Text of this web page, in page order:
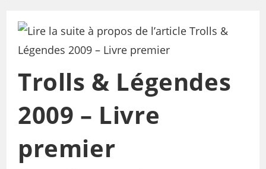
Trolls & Légendes
2009 – Livre
premier